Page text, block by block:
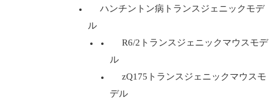
ハンチントン病トランスジェニックモデ
ル
R6/2トランスジェニックマウスモデ
ル
zQ175トランスジェニックマウスモ
デル